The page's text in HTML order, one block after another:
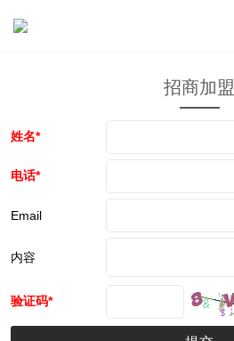
招商加盟
姓名*
电话*
Email
内容
验证码*